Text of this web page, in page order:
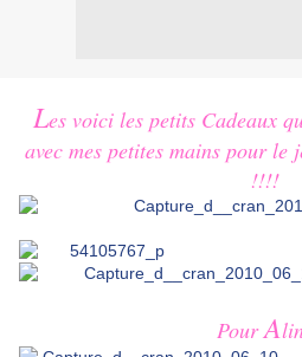
Les voici les petits Cadeaux
avec mes petites mains pour
!!!!
PourA